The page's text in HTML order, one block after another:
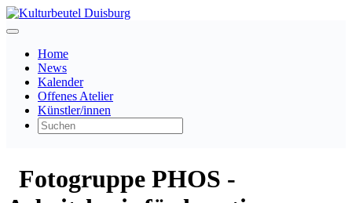
Home
News
Kalender
Offenes Atelier
Künstler/innen
Fotogruppe PHOS -